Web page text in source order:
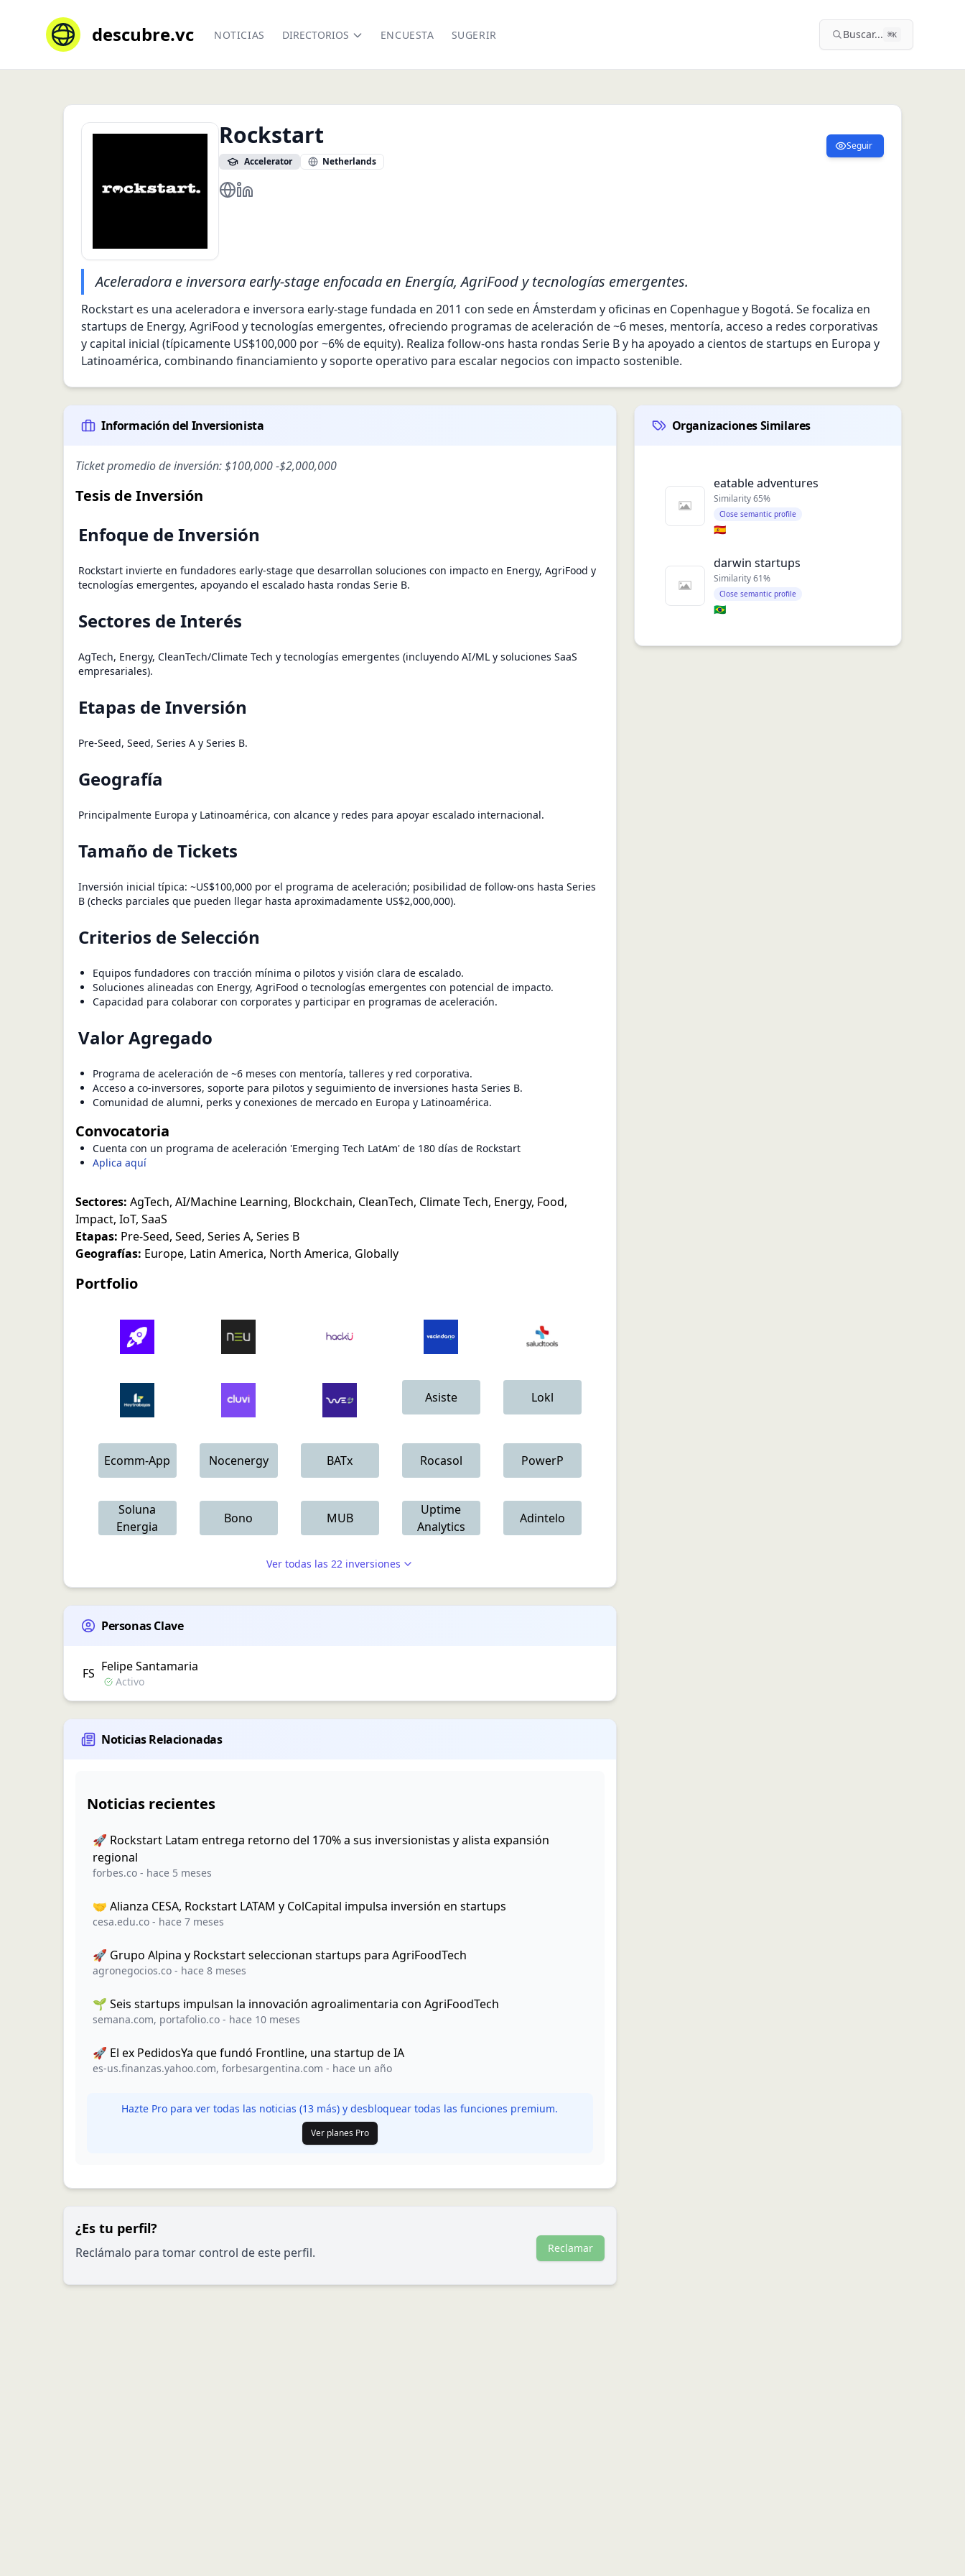
descubre.vc NOTICIAS DIRECTORIOS ENCUESTA SUGERIR Buscar... ⌘K
Rockstart
Accelerator Netherlands
Seguir
https://www.rockstart.com/
https://nl.linkedin.com/company/rockstart
Aceleradora e inversora early-stage enfocada en Energía, AgriFood y tecnologías emergentes.
Rockstart es una aceleradora e inversora early-stage fundada en 2011 con sede en Ámsterdam y oficinas en Copenhague y Bogotá. Se focaliza en
startups de Energy, AgriFood y tecnologías emergentes, ofreciendo programas de aceleración de ~6 meses, mentoría, acceso a redes corporativas
y capital inicial (típicamente US$100,000 por ~6% de equity). Realiza follow-ons hasta rondas Serie B y ha apoyado a cientos de startups en Europa y
Latinoamérica, combinando financiamiento y soporte operativo para escalar negocios con impacto sostenible.
Información del Inversionista
Ticket promedio de inversión:$100,000-$2,000,000
Tesis de Inversión
Enfoque de Inversión
Rockstart invierte en fundadores early-stage que desarrollan soluciones con impacto en Energy, AgriFood y
tecnologías emergentes, apoyando el escalado hasta rondas Serie B.
Sectores de Interés
AgTech, Energy, CleanTech/Climate Tech y tecnologías emergentes (incluyendo AI/ML y soluciones SaaS
empresariales).
Etapas de Inversión
Pre-Seed, Seed, Series A y Series B.
Geografía
Principalmente Europa y Latinoamérica, con alcance y redes para apoyar escalado internacional.
Tamaño de Tickets
Inversión inicial típica: ~US$100,000 por el programa de aceleración; posibilidad de follow-ons hasta Series
B (checks parciales que pueden llegar hasta aproximadamente US$2,000,000).
Criterios de Selección
Equipos fundadores con tracción mínima o pilotos y visión clara de escalado.
Soluciones alineadas con Energy, AgriFood o tecnologías emergentes con potencial de impacto.
Capacidad para colaborar con corporates y participar en programas de aceleración.
Valor Agregado
Programa de aceleración de ~6 meses con mentoría, talleres y red corporativa.
Acceso a co-inversores, soporte para pilotos y seguimiento de inversiones hasta Series B.
Comunidad de alumni, perks y conexiones de mercado en Europa y Latinoamérica.
Convocatoria
Cuenta con un programa de aceleración 'Emerging Tech LatAm' de 180 días de Rockstart
Aplica aquí
Sectores: AgTech, AI/Machine Learning, Blockchain, CleanTech, Climate Tech, Energy, Food,
Impact, IoT, SaaS
Etapas: Pre-Seed, Seed, Series A, Series B
Geografías: Europe, Latin America, North America, Globally
Portfolio
Asiste Lokl
Ecomm-App Nocenergy BATx Rocasol PowerP
Soluna
Energia
Bono MUB
Uptime
Analytics
Adintelo
Ver todas las 22inversiones
Personas Clave
FS FelipeSantamaria
Activo
Noticias Relacionadas
Noticias recientes
🚀 Rockstart Latam entrega retorno del 170% a sus inversionistas y alista expansión
regional
forbes.co - hace 5 meses
🤝 Alianza CESA, Rockstart LATAM y ColCapital impulsa inversión en startups
cesa.edu.co - hace 7 meses
🚀 Grupo Alpina y Rockstart seleccionan startups para AgriFoodTech
agronegocios.co - hace 8 meses
🌱 Seis startups impulsan la innovación agroalimentaria con AgriFoodTech
semana.com, portafolio.co - hace 10 meses
🚀 El ex PedidosYa que fundó Frontline, una startup de IA
es-us.finanzas.yahoo.com, forbesargentina.com - hace un año
Hazte Pro para ver todas las noticias (13 más) y desbloquear todas las funciones premium.
Ver planes Pro
¿Es tu perfil?
Reclámalo para tomar control de este perfil. Reclamar
Organizaciones Similares
eatable adventures
Similarity65%
Close semantic profile
🇪🇸
darwin startups
Similarity61%
Close semantic profile
🇧🇷